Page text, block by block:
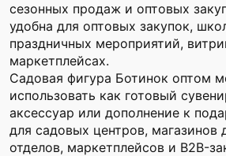
сезонных продаж и оптовых
удобна для оптовых закупок,
праздничных мероприятий,
маркетплейсах.
Садовая фигура Ботинок оптом
использовать как готовый
аксессуар или дополнение к
для садовых центров, магазинов
отделов, маркетплейсов и B2B-